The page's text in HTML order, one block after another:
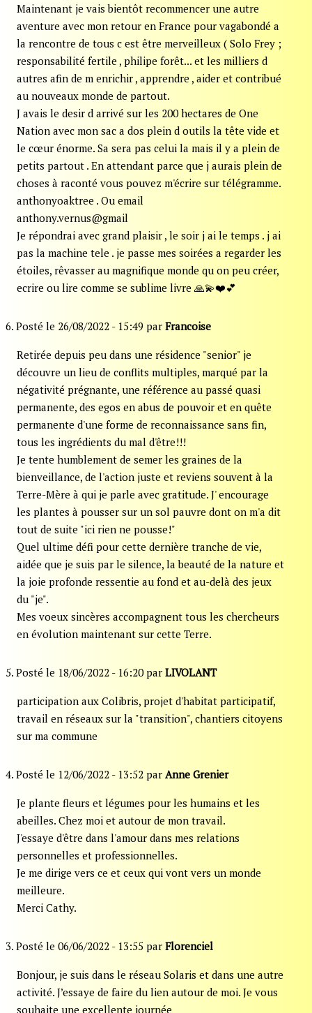
Maintenant je vais bientôt recommencer une autre
aventure avec mon retour en France pour vagabondé a
la rencontre de tous c est être merveilleux ( Solo Frey ;
responsabilité fertile , philipe forêt... et les milliers d
autres afin de m enrichir , apprendre , aider et contribué
au nouveaux monde de partout.
J avais le desir d arrivé sur les 200 hectares de One
Nation avec mon sac a dos plein d outils la tête vide et
le cœur énorme. Sa sera pas celui la mais il y a plein de
petits partout . En attendant parce que j aurais plein de
choses à raconté vous pouvez m'écrire sur télégramme.
anthonyoaktree . Ou email
anthony.vernus@gmail
Je répondrai avec grand plaisir , le soir j ai le temps . j ai
pas la machine tele . je passe mes soirées a regarder les
étoiles, rêvasser au magnifique monde qu on peu créer,
ecrire ou lire comme se sublime livre 🙏💫❤️💕
6. Posté le 26/08/2022 - 15:49 par Francoise
Retirée depuis peu dans une résidence "senior" je
découvre un lieu de conflits multiples, marqué par la
négativité prégnante, une référence au passé quasi
permanente, des egos en abus de pouvoir et en quête
permanente d'une forme de reconnaissance sans fin,
tous les ingrédients du mal d'être!!!
Je tente humblement de semer les graines de la
bienveillance, de l'action juste et reviens souvent à la
Terre-Mère à qui je parle avec gratitude. J' encourage
les plantes à pousser sur un sol pauvre dont on m'a dit
tout de suite "ici rien ne pousse!"
Quel ultime défi pour cette dernière tranche de vie,
aidée que je suis par le silence, la beauté de la nature et
la joie profonde ressentie au fond et au-delà des jeux
du "je".
Mes voeux sincères accompagnent tous les chercheurs
en évolution maintenant sur cette Terre.
5. Posté le 18/06/2022 - 16:20 par LIVOLANT
participation aux Colibris, projet d'habitat participatif,
travail en réseaux sur la "transition", chantiers citoyens
sur ma commune
4. Posté le 12/06/2022 - 13:52 par Anne Grenier
Je plante fleurs et légumes pour les humains et les
abeilles. Chez moi et autour de mon travail.
J'essaye d'être dans l'amour dans mes relations
personnelles et professionnelles.
Je me dirige vers ce et ceux qui vont vers un monde
meilleure.
Merci Cathy.
3. Posté le 06/06/2022 - 13:55 par Florenciel
Bonjour, je suis dans le réseau Solaris et dans une autre
activité. J’essaye de faire du lien autour de moi. Je vous
souhaite une excellente journée